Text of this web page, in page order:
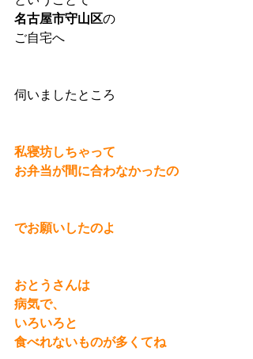
名古屋市守山区の
ご自宅へ
伺いましたところ
私寝坊しちゃって
お弁当が間に合わなかったの
でお願いしたのよ
おとうさんは
病気で、
いろいろと
食べれないものが多くてね